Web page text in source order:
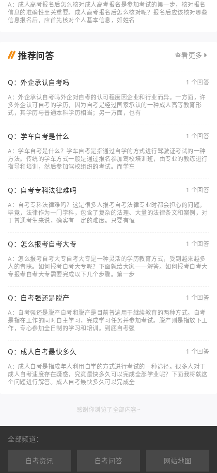
A：成人高考报名后怎么核对成人高考报名是参加考试的第一步，核对报名
信息的准确性至关重要。成人高考报名后怎么核对呢？报名后应该核对哪些
信息报名后，应首先核对个人基本信息，如姓名
推荐问答 查看更多
Q：外企承认自考吗
1 个回答
A：外企承认自考吗外企对自考的认可程度因企业和行业而异。一方面，许
多外企认可自考的学历，因为自考是经过国家承认的一种成人高等教育形
式，其学历与普通本科学历相当；另一方面，也有
Q：学车自考是什么
1 个回答
A：学车自考是什么？学车自考是指通过自学的方式进行驾驶证考试的一种
方法。传统的学车方式一般是通过报名参加驾校培训班，由专业的教练进行
指导和培训，然后参加驾校组织的考试。而学车
Q：自考专科法律难吗
1 个回答
A：自考专科法律难吗？这是很多人报考自考法律专业时都会担心的问题。
毕竟，法律作为一门学科，包含了复杂的法理、大量的法律条文和案例，对
于普通考生来说，确实有一定的难度。只要有恒
Q：怎么报考自考大专
1 个回答
A：怎么报考自考大专自考大专是一种灵活的学历教育方式，受到越来越多
人的青睐。如何报考自考大专呢？下面就给大家一一解答。如何报考自考大
专报考自考大专需要完成以下几个步骤。第一步
Q：自考强还是脱产
1 个回答
A：自考强还是脱产自考和脱产是目前普遍用于继续教育的两种方式。自考
是指在工作的同时自主学习，完成学习任务并参加考试。脱产则是指放下工
作，专心参加全日制的学习和培训。到底自考强
Q：成人自考最快多久
1 个回答
A：成人自考是指成年人利用自学的方式进行考试的一种途径。很多人对于
成人自考速度存在疑惑，究竟最快多久可以完成全部学业呢？下面我将就这
个问题进行解答。成人自考最快多久可以完成全
感谢你浏览了全部内容~
全部频道：
自考资讯 自考问答 网站地图